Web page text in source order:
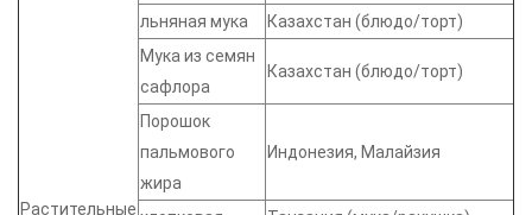
Растительные
льняная мука
Казахстан (блюдо/торт)
Мука из семян
сафлора
Казахстан (блюдо/торт)
Порошок
пальмового
жира
Индонезия, Малайзия